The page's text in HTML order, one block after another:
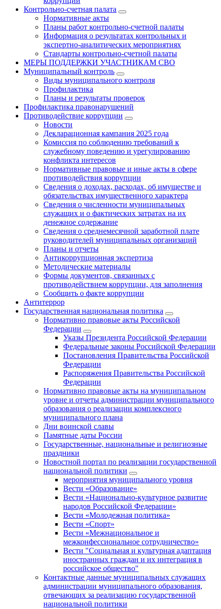
Контрольно-счетная палата
Нормативные акты
Планы работ контрольно-счетной палаты
Информация о результатах контрольных и
экспертно-аналитических мероприятиях
Стандарты контрольно-счетной палаты
МЕРЫ ПОДДЕРЖКИ УЧАСТНИКАМ СВО
Муниципальный контроль
Виды муниципального контроля
Профилактика
Планы и результаты проверок
Профилактика правонарушений
Противодействие коррупции
Новости
Декларационная кампания 2025 года
Комиссия по соблюдению требований к
служебному поведению и урегулированию
конфликта интересов
Нормативные правовые и иные акты в сфере
противодействия коррупции
Сведения о доходах, расходах, об имуществе и
обязательствах имущественного характера
Сведения о численности муниципальных
служащих и о фактических затратах на их
денежное содержание
Сведения о среднемесячной заработной плате
руководителей муниципальных организаций
Планы и отчеты
Антикоррупционная экспертиза
Методические материалы
Формы документов, связанных с
противодействием коррупции, для заполнения
Сообщить о факте коррупции
Антитеррор
Государственная национальная политика
Нормативно правовые акты Российской
Федерации
Указы Президента Российской Федерации
Федеральные законы Российской Федерации
Постановления Правительства Российской
Федерации
Распоряжения Правительства Российской
Федерации
Нормативно правовые акты на муниципальном
уровне и отчеты администрации муниципального
образования о реализации комплексного
муниципального плана
Дни воинской славы
Памятные даты России
Государственные, национальные и религиозные
праздники
Новостной портал по реализации государственной
национальной политики
мероприятия муниципального уровня
Вести «Образование»
Вести «Национально-культурное развитие
народов Российской Федерации»
Вести «Молодежная политика»
Вести «Спорт»
Вести «Межнациональное и
межконфессиональное сотрудничество»
Вести "Социальная и культурная адаптация
иностранных граждан и их интеграция в
российское общество"
Контактные данные муниципальных служащих
администрации муниципального образования,
отвечающих за реализацию государственной
национальной политики